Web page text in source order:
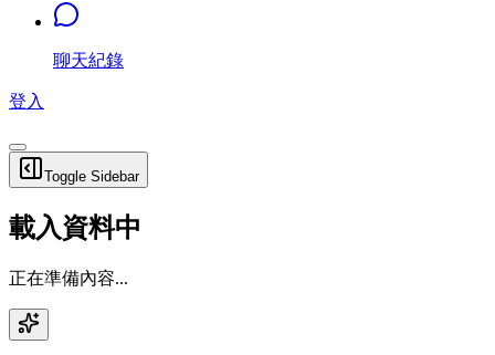
聊天紀錄
登入
Toggle Sidebar
載入資料中
正在準備內容...